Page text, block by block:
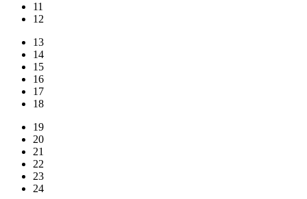
11
12
13
14
15
16
17
18
19
20
21
22
23
24